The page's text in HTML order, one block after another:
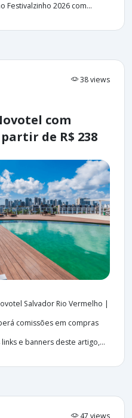
Festivalzinho 2026 com...
38 views
com
de R$ 238
Salvador Rio Vermelho |
comissões em compras
e banners deste artigo,...
47 views